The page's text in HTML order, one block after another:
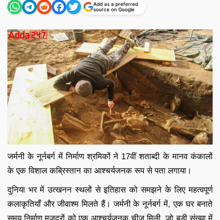
Add as a preferred
source on Google
जर्मनी के नूर्नबर्ग में निर्माण श्रमिकों ने 17वीं शताब्दी के मानव कंकालों
के एक विशाल कब्रिस्तान का आश्चर्यजनक रूप से पता लगाया।
दुनिया भर में उत्खनन स्थलों से इतिहास को समझने के लिए महत्वपूर्ण
कलाकृतियाँ और जीवाश्म मिलते हैं। जर्मनी के नूर्नबर्ग में, एक घर बनाते